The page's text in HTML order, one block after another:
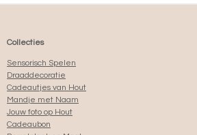
Collecties
Sensorisch Spelen
Draaddecoratie
Cadeautjes van Hout
Mandje met Naam
Jouw foto op Hout
Cadeaubon